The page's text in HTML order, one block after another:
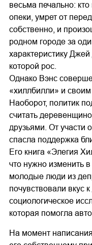
весьма печально:
опеки, умрет от
собственно, и
родном городе за
характеристику
которой рос.
Однако Вэнс
«хиллбилли» и
Наоборот, политик
считать
друзьями. От участи
спасла поддержка
Его книга «Элегия
что нужно изменить
молодые люди из
почувствовали вкус
социологическое
которая помогла
На момент